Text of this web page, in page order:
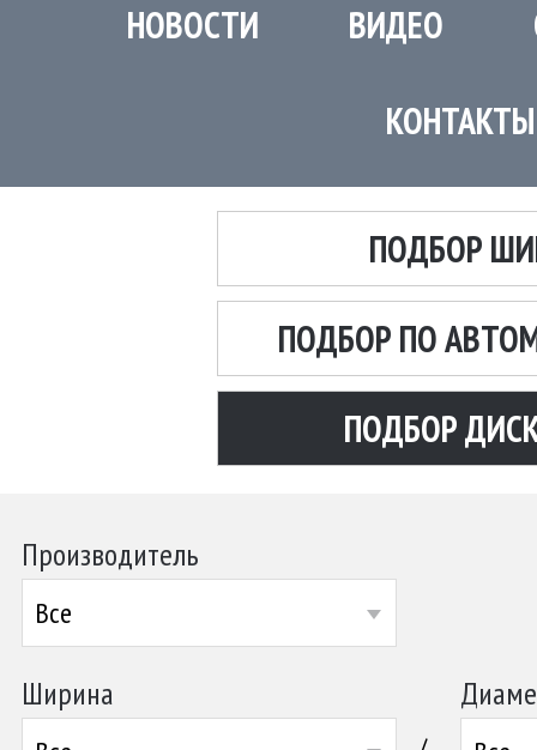
НОВОСТИ ВИДЕО
КОНТАКТЫ
ПОДБОР
ПОДБОР ПО
ПОДБОР
Производитель
Все
Ширина